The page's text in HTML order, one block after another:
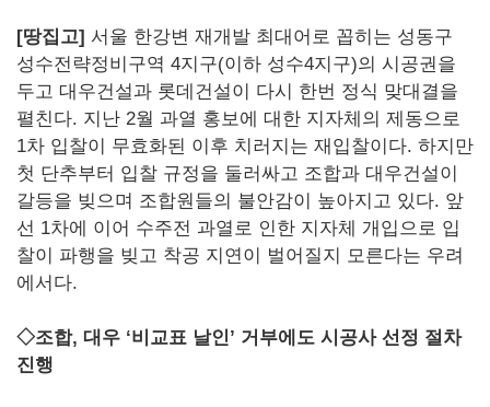
[땅집고] 서울 한강변 재개발 최대어로 꼽히는 성동구
성수전략정비구역 4지구(이하 성수4지구)의 시공권을
두고 대우건설과 롯데건설이 다시 한번 정식 맞대결을
펼친다. 지난 2월 과열 홍보에 대한 지자체의 제동으로
1차 입찰이 무효화된 이후 치러지는 재입찰이다. 하지만
첫 단추부터 입찰 규정을 둘러싸고 조합과 대우건설이
갈등을 빚으며 조합원들의 불안감이 높아지고 있다. 앞
선 1차에 이어 수주전 과열로 인한 지자체 개입으로 입
찰이 파행을 빚고 착공 지연이 벌어질지 모른다는 우려
에서다.
◇조합, 대우 ‘비교표 날인’ 거부에도 시공사 선정 절차
진행